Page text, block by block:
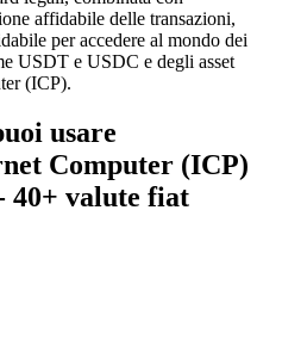
affidabile delle transazioni,
per accedere al mondo dei
USDT e USDC e degli asset
(ICP).
usare
Computer (ICP)
40+ valute fiat